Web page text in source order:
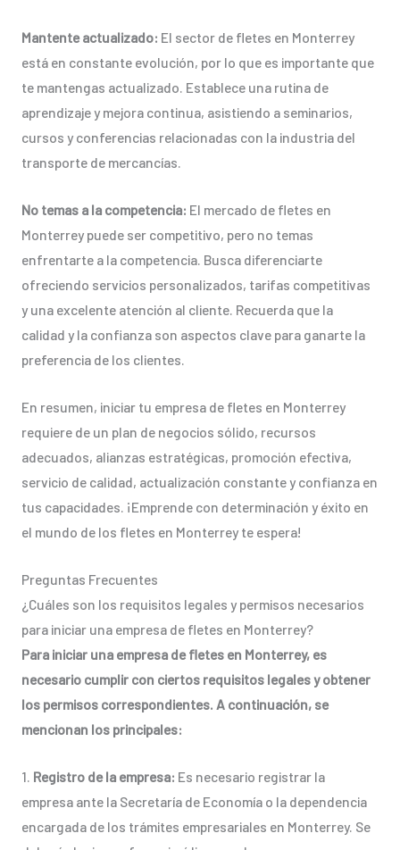
Mantente actualizado: El sector de fletes en Monterrey
está en constante evolución, por lo que es importante que
te mantengas actualizado. Establece una rutina de
aprendizaje y mejora continua, asistiendo a seminarios,
cursos y conferencias relacionadas con la industria del
transporte de mercancías.
No temas a la competencia: El mercado de fletes en
Monterrey puede ser competitivo, pero no temas
enfrentarte a la competencia. Busca diferenciarte
ofreciendo servicios personalizados, tarifas competitivas
y una excelente atención al cliente. Recuerda que la
calidad y la confianza son aspectos clave para ganarte la
preferencia de los clientes.
En resumen, iniciar tu empresa de fletes en Monterrey
requiere de un plan de negocios sólido, recursos
adecuados, alianzas estratégicas, promoción efectiva,
servicio de calidad, actualización constante y confianza en
tus capacidades. ¡Emprende con determinación y éxito en
el mundo de los fletes en Monterrey te espera!
Preguntas Frecuentes
¿Cuáles son los requisitos legales y permisos necesarios
para iniciar una empresa de fletes en Monterrey?
Para iniciar una empresa de fletes en Monterrey, es
necesario cumplir con ciertos requisitos legales y obtener
los permisos correspondientes. A continuación, se
mencionan los principales:
1. Registro de la empresa: Es necesario registrar la
empresa ante la Secretaría de Economía o la dependencia
encargada de los trámites empresariales en Monterrey. Se